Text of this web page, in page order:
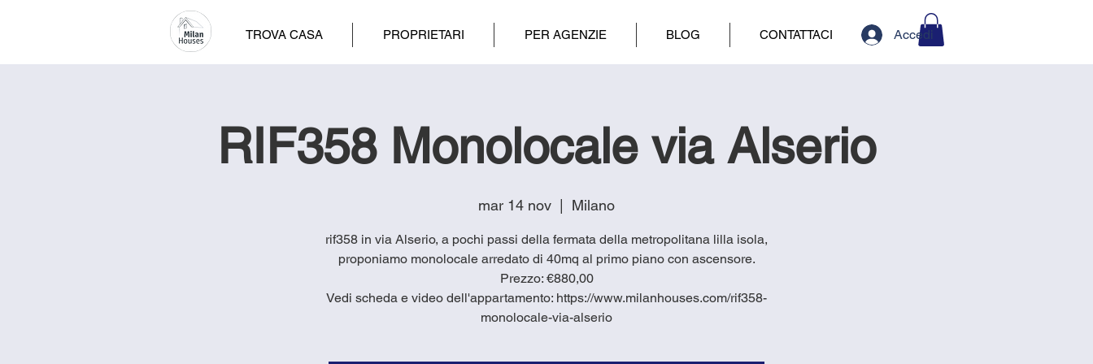
TROVA CASA PROPRIETARI PER AGENZIE BLOG CONTATTACI Accedi
RIF358 Monolocale via Alserio
mar 14 nov
  |
Milano
rif358 in via Alserio, a pochi passi della fermata della metropolitana lilla isola,
proponiamo monolocale arredato di 40mq al primo piano con ascensore.
Prezzo: €880,00
Vedi scheda e video dell'appartamento: https://www.milanhouses.com/rif358-
monolocale-via-alserio